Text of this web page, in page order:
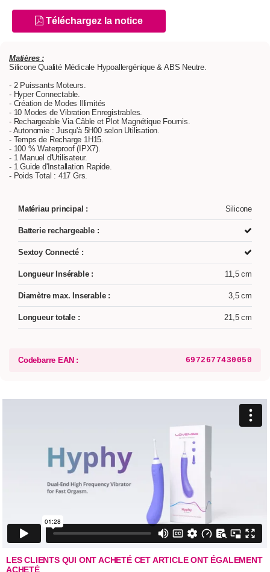
Téléchargez la notice
Matières :
Silicone Qualité Médicale Hypoallergénique & ABS Neutre.
- 2 Puissants Moteurs.
- Hyper Connectable.
- Création de Modes Illimités
- 10 Modes de Vibration Enregistrables.
- Rechargeable Via Câble et Plot Magnétique Fournis.
- Autonomie : Jusqu'à 5H00 selon Utilisation.
- Temps de Recharge 1H15.
- 100 % Waterproof (IPX7).
- 1 Manuel d'Utilisateur.
- 1 Guide d'Installation Rapide.
- Poids Total : 417 Grs.
Matériau principal : Silicone
Batterie rechargeable :
Sextoy Connecté :
Longueur Insérable : 11,5 cm
Diamètre max. Inserable : 3,5 cm
Longueur totale : 21,5 cm
Codebarre EAN : 6972677430050
LES CLIENTS QUI ONT ACHETÉ CET ARTICLE ONT ÉGALEMENT
ACHETÉ